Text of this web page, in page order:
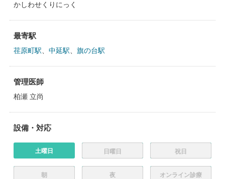
かしわせくりにっく
最寄駅
荏原町駅 中延駅 旗の台駅
管理医師
柏瀬 立尚
設備・対応
土曜日 日曜日 祝日
朝 夜 オンライン診療